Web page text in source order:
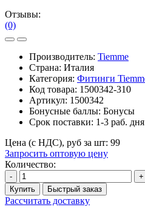
Отзывы:
(0)
Производитель: Tiemme
Страна: Италия
Категория: Фитинги
Код товара: 1500342-310
Артикул: 1500342
Бонусные баллы: Бонусы
Срок поставки: 1-3 раб. дня
Цена (с НДС), руб за шт: 99
Запросить оптовую цену
Количество:
-
+
Купить
Быстрый заказ
Рассчитать доставку